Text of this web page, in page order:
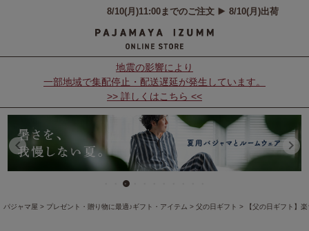
地震の影響により
一部地域で集配停止・配送遅延が発生しています。
>> 詳しくはこちら <<
パジャマ屋 プレゼント・贈り物に最適♪ギフト・アイテム 父の日ギフト 【父の日ギフト】